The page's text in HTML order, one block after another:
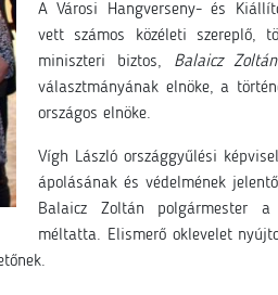
A Városi Hangverseny- és
vett számos közéleti szereplő,
miniszteri biztos, Balaicz Zoltán
választmányának elnöke, a
országos elnöke.
Vígh László országgyűlési
ápolásának és védelmének
Balaicz Zoltán polgármester a
méltatta. Elismerő oklevelet